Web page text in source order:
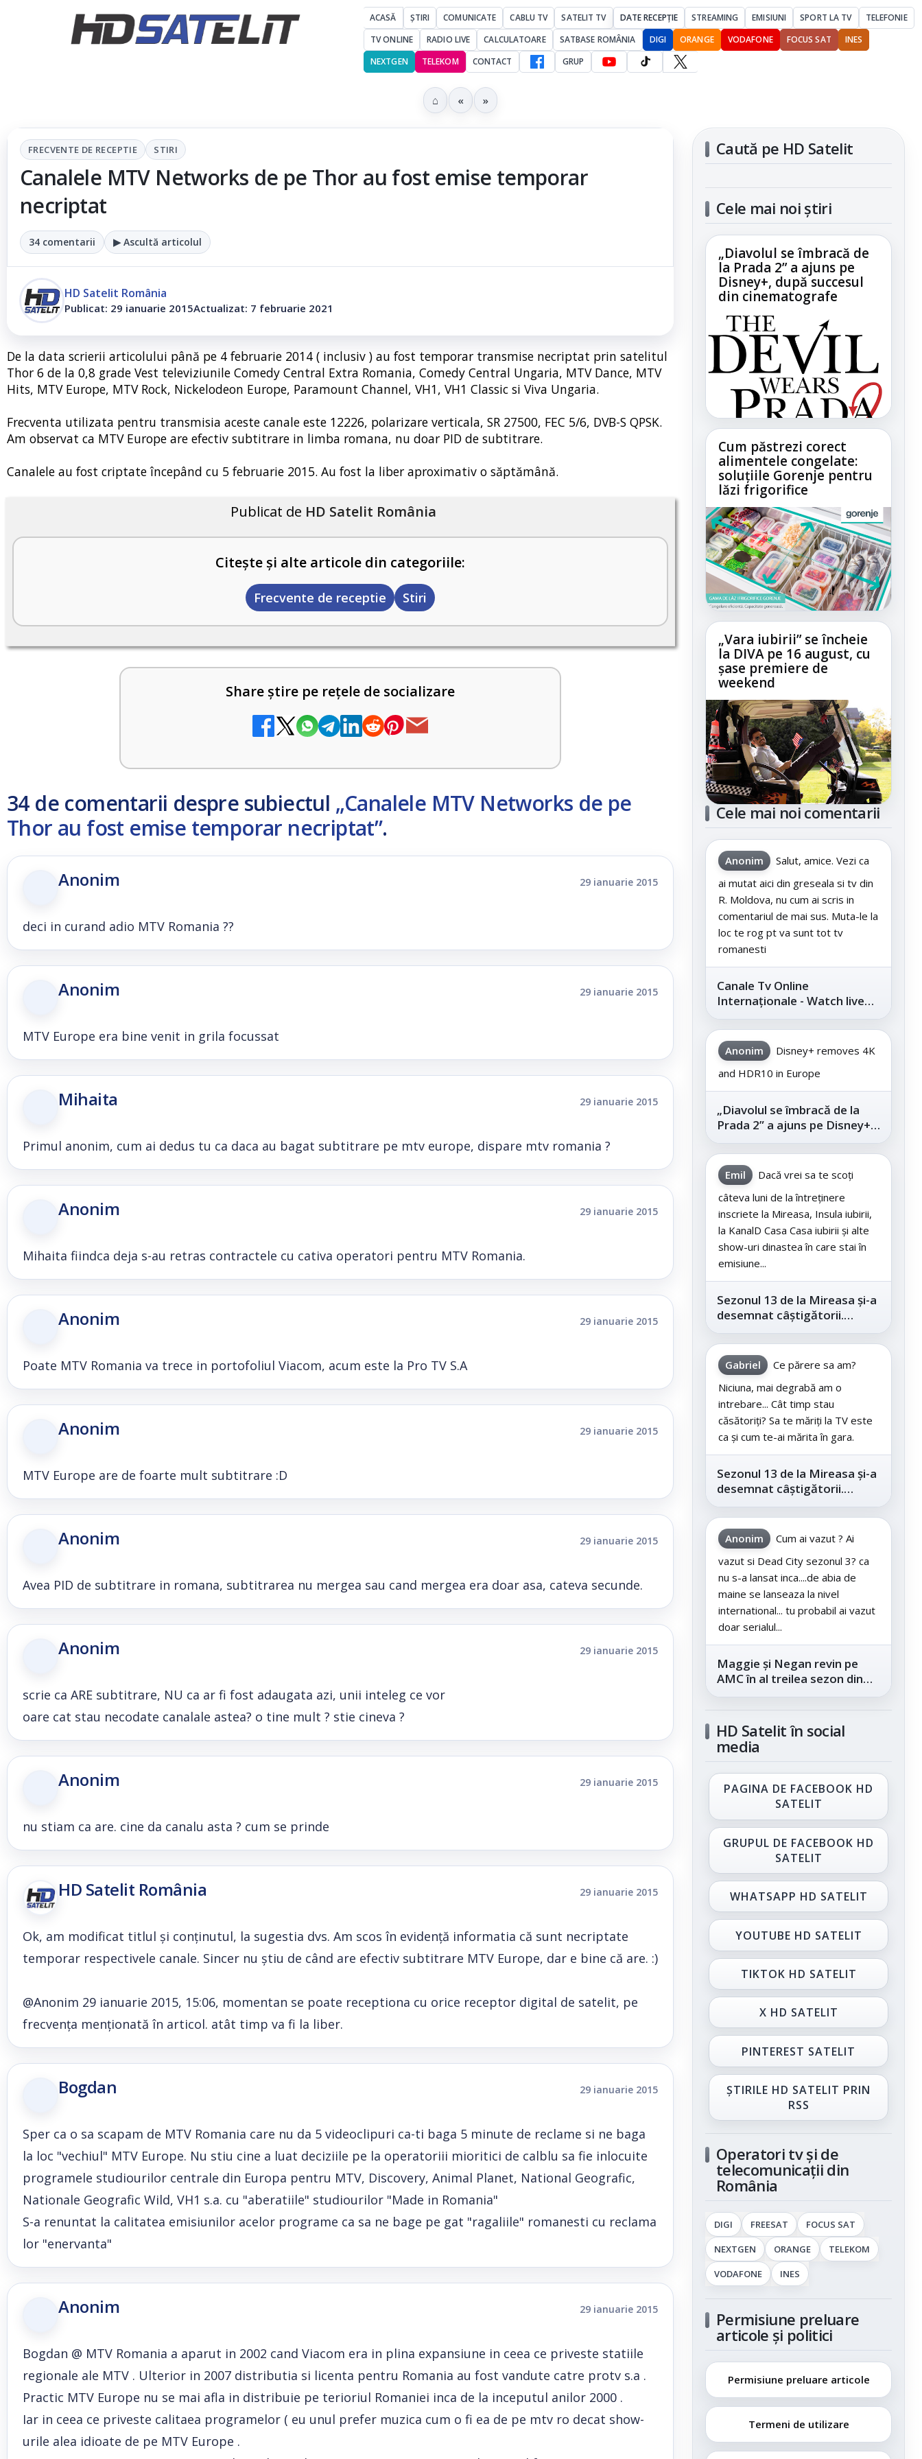
ACASĂ ȘTIRI COMUNICATE CABLU TV SATELIT TV DATE RECEPȚIE STREAMING EMISIUNI SPORT LA TV
TELEFONIE
TV ONLINE
RADIO LIVE CALCULATOARE SATBASE ROMÂNIA DIGI ORANGE VODAFONE FOCUS SAT
INES
NEXTGEN
TELEKOM CONTACT GRUP
⌂ « »
FRECVENTE DE RECEPTIE STIRI
Canalele MTV Networks de pe Thor au fost emise temporar
necriptat
34 comentarii ▶ Ascultă articolul
HD Satelit România
Publicat: 29 ianuarie 2015Actualizat: 7 februarie 2021
De la data scrierii articolului până pe 4 februarie 2014 ( inclusiv ) au fost temporar transmise necriptat prin satelitul
Thor 6 de la 0,8 grade Vest televiziunile Comedy Central Extra Romania, Comedy Central Ungaria, MTV Dance, MTV
Hits, MTV Europe, MTV Rock, Nickelodeon Europe, Paramount Channel, VH1, VH1 Classic si Viva Ungaria.
Frecventa utilizata pentru transmisia aceste canale este 12226, polarizare verticala, SR 27500, FEC 5/6, DVB-S QPSK.
Am observat ca MTV Europe are efectiv subtitrare in limba romana, nu doar PID de subtitrare.
Canalele au fost criptate începând cu 5 februarie 2015. Au fost la liber aproximativ o săptămână.
Publicat de HD Satelit România
Citește și alte articole din categoriile:
Frecvente de receptie Stiri
Share știre pe rețele de socializare
34 de comentarii despre subiectul „Canalele MTV Networks de pe
Thor au fost emise temporar necriptat”.
Anonim 29 ianuarie 2015
deci in curand adio MTV Romania ??
Anonim 29 ianuarie 2015
MTV Europe era bine venit in grila focussat
Mihaita 29 ianuarie 2015
Primul anonim, cum ai dedus tu ca daca au bagat subtitrare pe mtv europe, dispare mtv romania ?
Anonim 29 ianuarie 2015
Mihaita fiindca deja s-au retras contractele cu cativa operatori pentru MTV Romania.
Anonim 29 ianuarie 2015
Poate MTV Romania va trece in portofoliul Viacom, acum este la Pro TV S.A
Anonim 29 ianuarie 2015
MTV Europe are de foarte mult subtitrare :D
Anonim 29 ianuarie 2015
Avea PID de subtitrare in romana, subtitrarea nu mergea sau cand mergea era doar asa, cateva secunde.
Anonim 29 ianuarie 2015
scrie ca ARE subtitrare, NU ca ar fi fost adaugata azi, unii inteleg ce vor
oare cat stau necodate canalale astea? o tine mult ? stie cineva ?
Anonim 29 ianuarie 2015
nu stiam ca are. cine da canalu asta ? cum se prinde
HD Satelit România 29 ianuarie 2015
Ok, am modificat titlul și conținutul, la sugestia dvs. Am scos în evidență informatia că sunt necriptate
temporar respectivele canale. Sincer nu știu de când are efectiv subtitrare MTV Europe, dar e bine că are. :)
@Anonim 29 ianuarie 2015, 15:06, momentan se poate receptiona cu orice receptor digital de satelit, pe
frecvența menționată în articol. atât timp va fi la liber.
Bogdan 29 ianuarie 2015
Sper ca o sa scapam de MTV Romania care nu da 5 videoclipuri ca-ti baga 5 minute de reclame si ne baga
la loc "vechiul" MTV Europe. Nu stiu cine a luat deciziile pe la operatoriii mioritici de calblu sa fie inlocuite
programele studiourilor centrale din Europa pentru MTV, Discovery, Animal Planet, National Geografic,
Nationale Geografic Wild, VH1 s.a. cu "aberatiile" studiourilor "Made in Romania"
S-a renuntat la calitatea emisiunilor acelor programe ca sa ne bage pe gat "ragaliile" romanesti cu reclama
lor "enervanta"
Anonim 29 ianuarie 2015
Bogdan @ MTV Romania a aparut in 2002 cand Viacom era in plina expansiune in ceea ce priveste statiile
regionale ale MTV . Ulterior in 2007 distributia si licenta pentru Romania au fost vandute catre protv s.a .
Practic MTV Europe nu se mai afla in distribuie pe terioriul Romaniei inca de la inceputul anilor 2000 .
Iar in ceea ce priveste calitaea programelor ( eu unul prefer muzica cum o fi ea de pe mtv ro decat show-
urile alea idioate de pe MTV Europe .
Caută pe HD Satelit
Cele mai noi știri
„Diavolul se îmbracă de
la Prada 2” a ajuns pe
Disney+, după succesul
din cinematografe
Cum păstrezi corect
alimentele congelate:
soluțiile Gorenje pentru
lăzi frigorifice
„Vara iubirii” se încheie
la DIVA pe 16 august, cu
șase premiere de
weekend
Cele mai noi comentarii
Anonim
Salut, amice. Vezi ca
ai mutat aici din greseala si tv din
R. Moldova, nu cum ai scris in
comentariul de mai sus. Muta-le la
loc te rog pt va sunt tot tv
romanesti
Canale Tv Online
Internaționale - Watch live
channels legally
Anonim
Disney+ removes 4K
and HDR10 in Europe
„Diavolul se îmbracă de la
Prada 2” a ajuns pe Disney+,
după succesul din
cinematografe
Emil
Dacă vrei sa te scoți
câteva luni de la întreținere
inscriete la Mireasa, Insula iubirii,
la KanalD Casa Casa iubirii și alte
show-uri dinastea în care stai în
emisiune...
Sezonul 13 de la Mireasa și-a
desemnat câștigătorii.
Telespectatorii au decis care
este...
Gabriel
Ce părere sa am?
Niciuna, mai degrabă am o
intrebare... Cât timp stau
căsătoriți? Sa te măriți la TV este
ca și cum te-ai mărita în gara.
Sezonul 13 de la Mireasa și-a
desemnat câștigătorii.
Telespectatorii au decis care
este...
Anonim
Cum ai vazut ? Ai
vazut si Dead City sezonul 3? ca
nu s-a lansat inca....de abia de
maine se lanseaza la nivel
international... tu probabil ai vazut
doar serialul...
Maggie și Negan revin pe
AMC în al treilea sezon din
„The Walking Dead: Dead
HD Satelit în social
media
PAGINA DE FACEBOOK HD
SATELIT
GRUPUL DE FACEBOOK HD
SATELIT
WHATSAPP HD SATELIT
YOUTUBE HD SATELIT
TIKTOK HD SATELIT
X HD SATELIT
PINTEREST SATELIT
ȘTIRILE HD SATELIT PRIN
RSS
Operatori tv și de
telecomunicații din
România
DIGI FREESAT
FOCUS SAT
NEXTGEN
ORANGE
TELEKOM
VODAFONE
INES
Permisiune preluare
articole și politici
Permisiune preluare articole
Termeni de utilizare